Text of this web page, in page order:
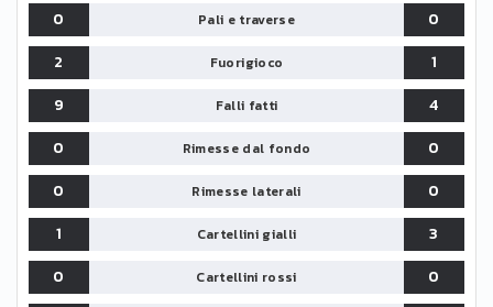
0 Pali e traverse
0
2
Fuorigioco
1
9
Falli fatti
4
0
Rimesse dal fondo
0
0
Rimesse laterali
0
1
Cartellini gialli
3
0
Cartellini rossi
0